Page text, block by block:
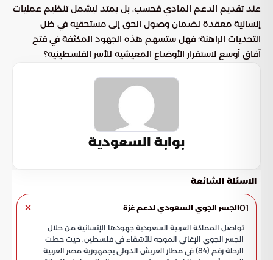
عند تقديم الدعم المادي فحسب، بل يمتد ليشمل تنظيم عمليات
إنسانية معقدة لضمان وصول الحق إلى مستحقيه في ظل
التحديات الراهنة؛ فهل ستسهم هذه الجهود المكثفة في فتح
آفاق أوسع لاستقرار الأوضاع المعيشية للأسر الفلسطينية؟
بوابة السعودية
الاسئلة الشائعة
01الجسر الجوي السعودي لدعم غزة
تواصل المملكة العربية السعودية جهودها الإنسانية من خلال
الجسر الجوي الإغاثي الموجه للأشقاء في فلسطين، حيث حطت
الرحلة رقم (84) في مطار العريش الدولي بجمهورية مصر العربية